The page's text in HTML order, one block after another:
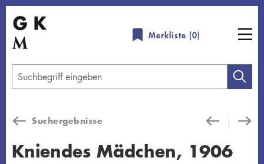
Direkt
zum
Inhalt
Merkliste (0)
Geben
Sie
Suchbegriff
Suchergebnisse
Kniendes Mädchen, 1906